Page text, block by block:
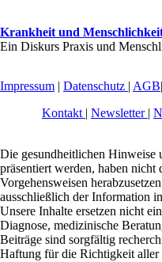
Krankheit und
Ein Diskurs Praxis und
Impressum | Datenschutz | AGB|
Kontakt | Newsletter |
Die gesundheitlichen Hinweise
präsentiert werden, haben
Vorgehensweisen
ausschließlich der Information
Unsere Inhalte ersetzen nicht
Diagnose, medizinische
Beiträge sind sorgfältig
Haftung für die Richtigkeit